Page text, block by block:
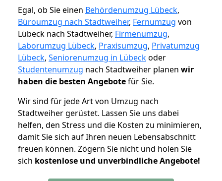
Egal, ob Sie einen Behördenumzug Lübeck,
Büroumzug nach Stadtweiher, Fernumzug von
Lübeck nach Stadtweiher, Firmenumzug,
Laborumzug Lübeck, Praxisumzug, Privatumzug
Lübeck, Seniorenumzug in Lübeckoder
Studentenumzug nach Stadtweiher planen wir
haben die besten Angebotefür Sie.
Wir sind für jede Art von Umzug nach
Stadtweiher gerüstet. Lassen Sie uns dabei
helfen, den Stress und die Kosten zu minimieren,
damit Sie sich auf Ihren neuen Lebensabschnitt
freuen können. Zögern Sie nicht und holen Sie
sich kostenlose und unverbindliche Angebote!